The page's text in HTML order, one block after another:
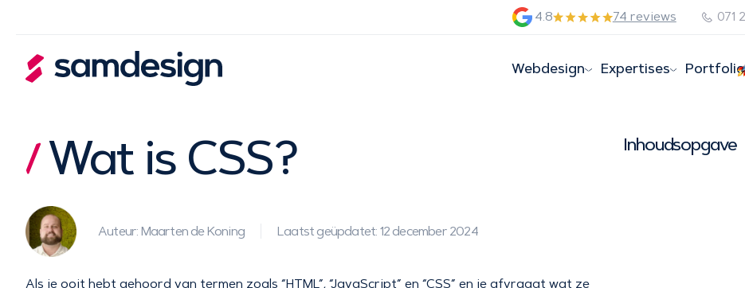
4.8 74 reviews 071
Webdesign Expertises Portfolio
Wat is CSS?
Auteur: Maarten de Koning Laatst geüpdatet: 12 december 2024
Als je ooit hebt gehoord van termen zoals “HTML”, “JavaScript” en “CSS” en je afvraagt wat ze
Inhoudsopgave